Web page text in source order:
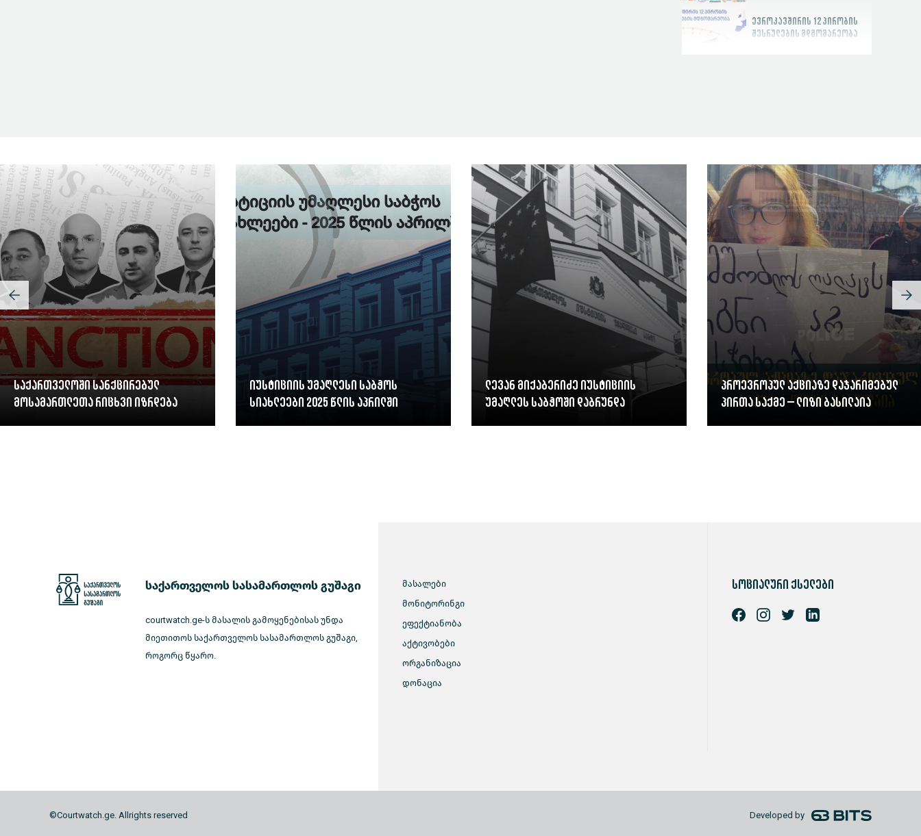
ევროკავშირის 12 პირობის
შესრულების მდგომარეობა
საქართველოში სანქცირებულ
მოსამართლეთა რიცხვი იზრდება
იუსტიციის უმაღლესი საბჭოს
სიახლეები 2025 წლის აპრილში
ლევან მიქაბერიძე იუსტიციის
უმაღლეს საბჭოში დაბრუნდა
პროევროპულ აქციაზე დაჯარიმებულ
პირთა საქმე – ლიზი ბასილაია
საქართველოს სასამართლოს გუშაგი
courtwatch.ge-ს მასალის გამოყენებისას უნდა
მიეთითოს საქართველოს სასამართლოს გუშაგი,
როგორც წყარო.
მასალები
მონიტორინგი
ეფექტიანობა
აქტივობები
ორგანიზაცია
დონაცია
სოციალური ქსელები
©Courtwatch.ge. Allrights reserved Developed by